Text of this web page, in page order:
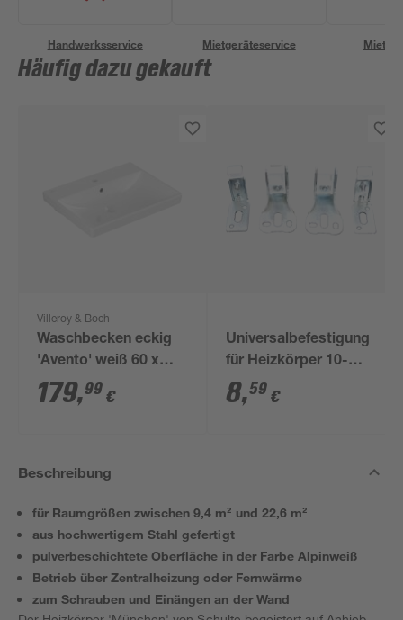
Handwerksservice Mietgeräteservice
Häufig dazu gekauft
Villeroy & Boch
Waschbecken eckig
'Avento' weiß 60 x
15,5 x 47 cm
179,99 €
Universalbefestigung
für Heizkörper 10-
teilig
8,59 €
Beschreibung
für Raumgrößen zwischen 9,4 m² und 22,6 m²
aus hochwertigem Stahl gefertigt
pulverbeschichtete Oberfläche in der Farbe Alpinweiß
Betrieb über Zentralheizung oder Fernwärme
zum Schrauben und Einängen an der Wand